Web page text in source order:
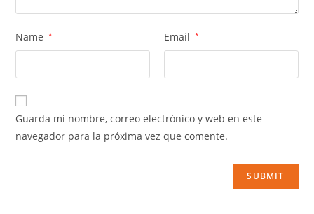
Name * Email *
Guarda mi nombre, correo electrónico y web en este
navegador para la próxima vez que comente.